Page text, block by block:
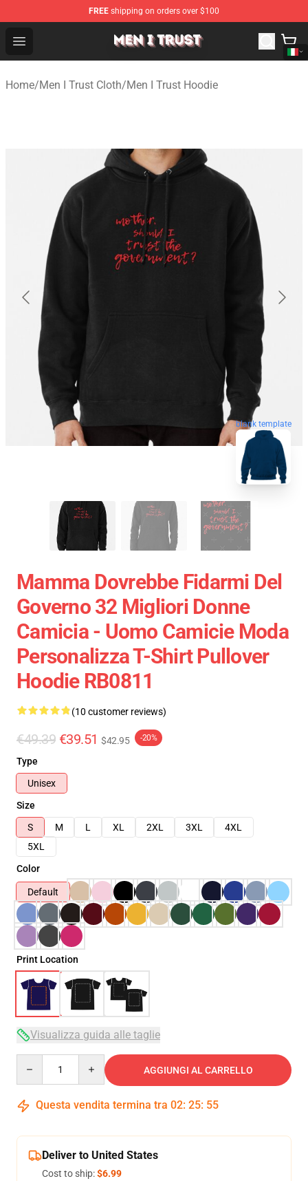
FREE shipping on orders over $100
Open menu
Men I Trust Shop - Official Men I Trust Merchandise Store
Home/Men I Trust Cloth/Men I Trust Hoodie
blank template
Mamma Dovrebbe Fidarmi Del
Governo 32 Migliori Donne
Camicia - Uomo Camicie Moda
Personalizza T-Shirt Pullover
Hoodie RB0811
(10 customer reviews)
€49.39 €39.51 $42.95 -20%
Type
Unisex
Size
S
M L XL 2XL 3XL
4XL
5XL
Color
Default
Print Location
Visualizza guida alle taglie
AGGIUNGI AL CARRELLO
Questa vendita termina tra 02: 25: 54
Deliver to United States
Cost to ship:$6.99